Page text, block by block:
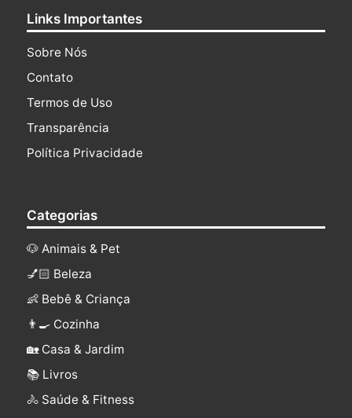
Links Importantes
Sobre Nós
Contato
Termos de Uso
Transparência
Política Privacidade
Categorias
🐶 Animais & Pet
💅🏻 Beleza
👶 Bebê & Criança
👨‍🍳 Cozinha
🏡 Casa & Jardim
📚 Livros
🚴 Saúde & Fitness